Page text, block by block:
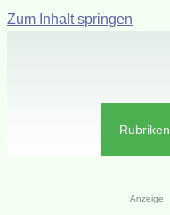
Zum Inhalt springen
Rubriken
Anzeige